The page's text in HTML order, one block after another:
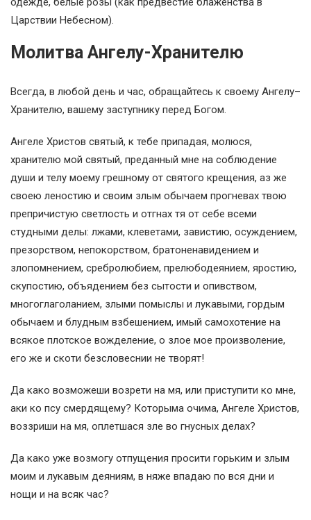
Царствии Небесном).
Молитва Ангелу-Хранителю
Всегда, в любой день и час, обращайтесь к своему Ангелу–
Хранителю, вашему заступнику перед Богом.
Ангеле Христов святый, к тебе припадая, молюся,
хранителю мой святый, преданный мне на соблюдение
души и телу моему грешному от святого крещения, аз же
своею леностию и своим злым обычаем прогневах твою
препричистую светлость и отгнах тя от себе всеми
студными делы: лжами, клеветами, завистию, осуждением,
презорством, непокорством, братоненавидением и
злопомнением, сребролюбием, прелюбодеянием, яростию,
скупостию, объядением без сытости и опивством,
многоглаголанием, злыми помыслы и лукавыми, гордым
обычаем и блудным взбешением, имый самохотение на
всякое плотское вожделение, о злое мое произволение,
его же и скоти безсловеснии не творят!
Да како возможеши возрети на мя, или приступити ко мне,
аки ко псу смердящему? Которыма очима, Ангеле Христов,
воззриши на мя, оплетшася зле во гнусных делах?
Да како уже возмогу отпущения просити горьким и злым
моим и лукавым деяниям, в няже впадаю по вся дни и
нощи и на всяк час?